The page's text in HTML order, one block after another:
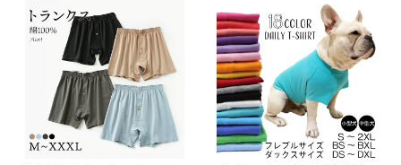
斜め掛け 【HiDREAM】【H
D015055】
れ 透けにくい 透けない オフィ
ス スーツ シンプル カーキ 56
22192【水沐良品】